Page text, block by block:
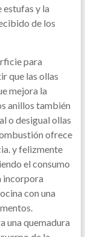
y la
de los
para
que las ollas
mejora la
anillos también
o desigual ollas
ofrece
y felizmente
el consumo
incorpora
con una
una quemadura